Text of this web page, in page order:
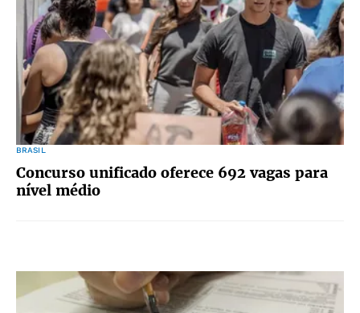
BRASIL
Concurso unificado oferece 692 vagas para
nível médio